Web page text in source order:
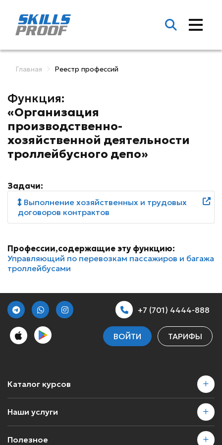
Главная Реестр профессий
Функция:
«Организация
производственно-
хозяйственной деятельности
троллейбусного депо»
Задачи:
Выполнение хозяйственных и трудовых
договоров контрактов
Профессии,содержащие эту функцию:
Управляющий по перевозкам пассажиров и багажа
троллейбусами
+7 (701) 4444-888
ВОЙТИ ТАРИФЫ
Каталог курсов
Наши услуги
Полезное